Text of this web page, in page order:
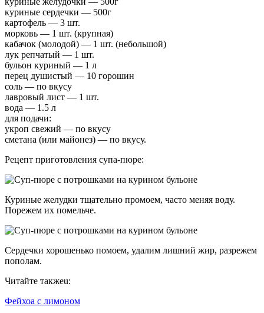
куриные сердечки — 500г
картофель — 3 шт.
морковь — 1 шт. (крупная)
кабачок (молодой) — 1 шт. (небольшой)
лук репчатый — 1 шт.
бульон куриный — 1 л
перец душистый — 10 горошин
соль — по вкусу
лавровый лист — 1 шт.
вода — 1.5 л
для подачи:
укроп свежий — по вкусу
сметана (или майонез) — по вкусу.
Рецепт приготовления супа-пюре:
Куриные желудки тщательно промоем, часто меняя воду.
Порежем их помельче.
Сердечки хорошенько помоем, удалим лишний жир, разрежем
пополам.
Читайте такжеu:
Фейхоа с лимоном